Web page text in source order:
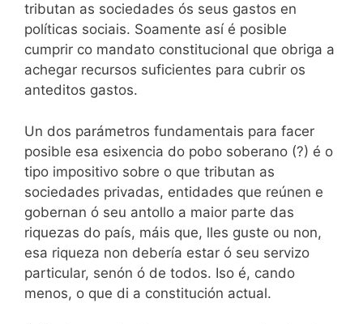
tributan as sociedades ós seus gastos en
políticas sociais. Soamente así é posible
cumprir co mandato constitucional que obriga a
achegar recursos suficientes para cubrir os
anteditos gastos.
Un dos parámetros fundamentais para facer
posible esa esixencia do pobo soberano (?) é o
tipo impositivo sobre o que tributan as
sociedades privadas, entidades que reúnen e
gobernan ó seu antollo a maior parte das
riquezas do país, máis que, lles guste ou non,
esa riqueza non debería estar ó seu servizo
particular, senón ó de todos. Iso é, cando
menos, o que di a constitución actual.